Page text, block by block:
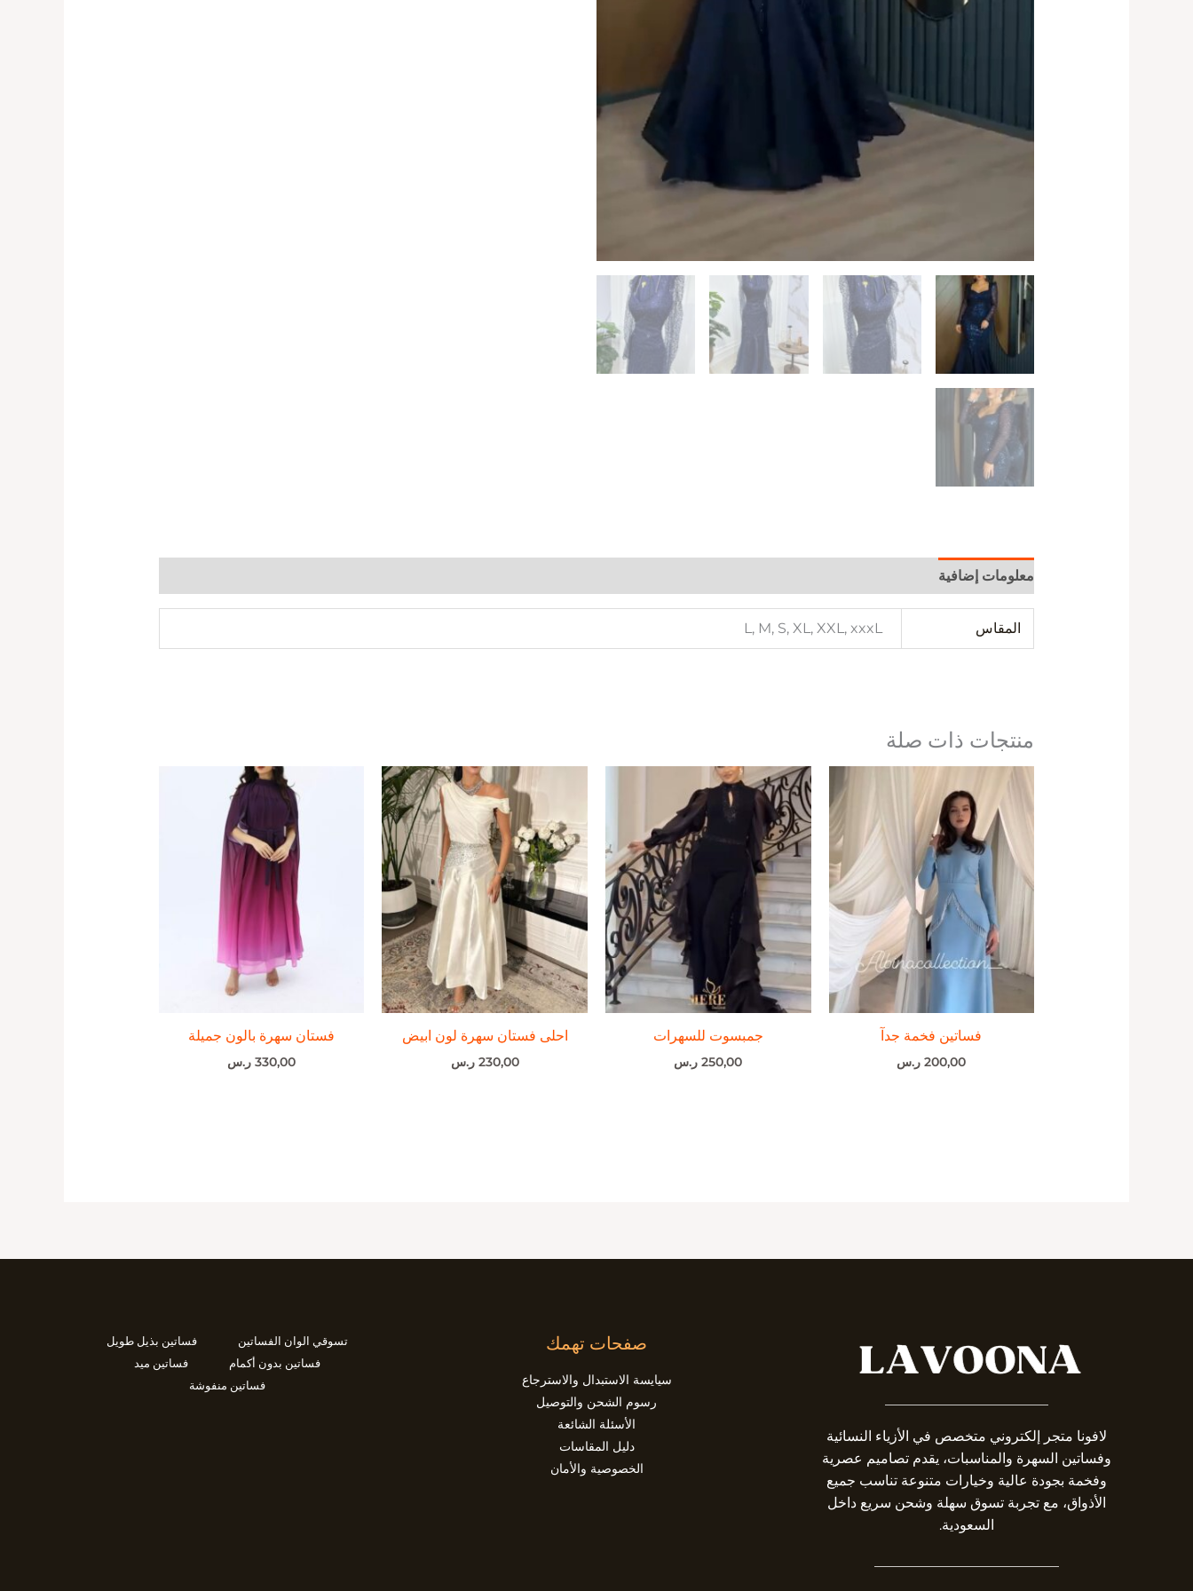
معلومات إضافية
المقاس L, M, S, XL, XXL, xxxL
منتجات ذات صلة
فساتين فخمة جدآ
200,00 ر.س
جمبسوت للسهرات
250,00 ر.س
احلى فستان سهرة لون ابيض
230,00 ر.س
فستان سهرة بالون جميلة
330,00 ر.س
لافونا متجر إلكتروني متخصص في الأزياء النسائية
وفساتين السهرة والمناسبات، يقدم تصاميم عصرية
وفخمة بجودة عالية وخيارات متنوعة تناسب جميع
الأذواق، مع تجربة تسوق سهلة وشحن سريع داخل
السعودية.
صفحات تهمك
سيايسة الاستبدال والاسترجاع
رسوم الشحن والتوصيل
الأسئلة الشائعة
دليل المقاسات
الخصوصية والأمان
تسوقي الوان الفساتين
فساتين بذيل طويل
فساتين بدون أكمام
فساتين ميد
فساتين منفوشة